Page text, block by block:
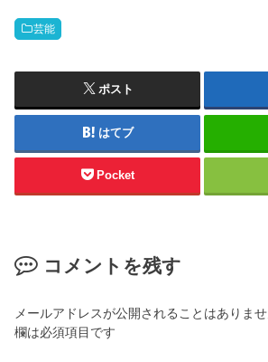
芸能
ポスト
はてブ
Pocket
コメントを残す
メールアドレスが公開されることはありませ
欄は必須項目です